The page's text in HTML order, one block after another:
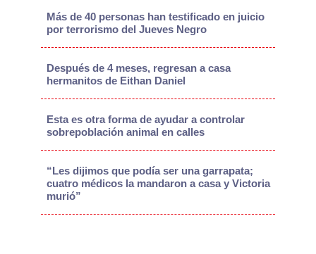
Más de 40 personas han testificado en juicio
por terrorismo del Jueves Negro
Después de 4 meses, regresan a casa
hermanitos de Eithan Daniel
Esta es otra forma de ayudar a controlar
sobrepoblación animal en calles
“Les dijimos que podía ser una garrapata;
cuatro médicos la mandaron a casa y Victoria
murió”